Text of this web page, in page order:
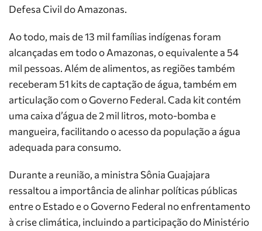
Defesa Civil do Amazonas.
Ao todo, mais de 13 mil famílias indígenas foram
alcançadas em todo o Amazonas, o equivalente a 54
mil pessoas. Além de alimentos, as regiões também
receberam 51 kits de captação de água, também em
articulação com o Governo Federal. Cada kit contém
uma caixa d’água de 2 mil litros, moto-bomba e
mangueira, facilitando o acesso da população a água
adequada para consumo.
Durante a reunião, a ministra Sônia Guajajara
ressaltou a importância de alinhar políticas públicas
entre o Estado e o Governo Federal no enfrentamento
à crise climática, incluindo a participação do Ministério